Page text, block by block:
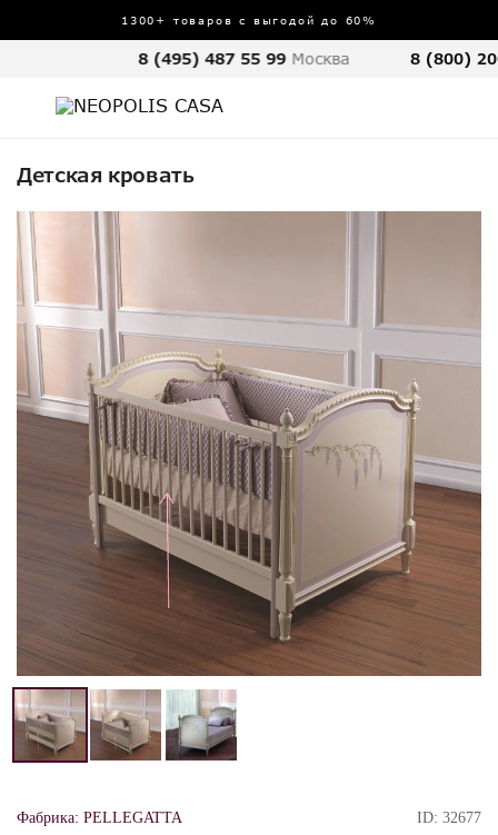
1300+ товаров с выгодой до 60%
8 (495) 487 55 99 Москва 8 (800)
Детская кровать
Фабрика: PELLEGATTA
ID: 32677